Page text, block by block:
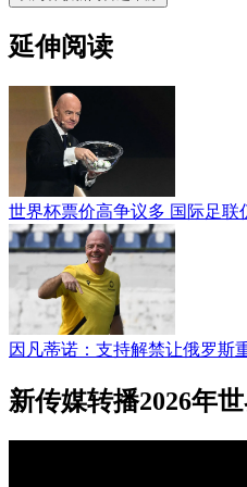
延伸阅读
世界杯票价高争议多 国际足联
因凡蒂诺：支持解禁让俄罗斯
新传媒转播2026年